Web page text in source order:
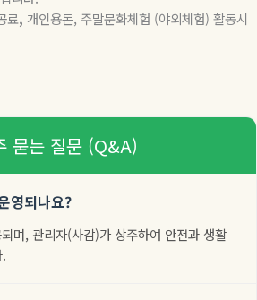
료, 개인용돈, 주말문화체험 (야외체험) 활동시
묻는 질문 (Q&A)
영되나요?
며, 관리자(사감)가 상주하여 안전과 생활